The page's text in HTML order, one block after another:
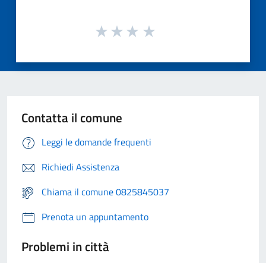
Contatta il comune
Leggi le domande frequenti
Richiedi Assistenza
Chiama il comune 0825845037
Prenota un appuntamento
Problemi in città